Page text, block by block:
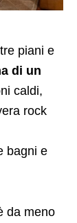
piani e
di un
caldi,
rock
bagni e
da meno